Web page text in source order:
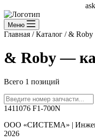
Меню
Главная / Каталог / & Roby
& Roby —
Всего 1 позиций
1411076 F1-700N
ООО «СИСТЕМА» |
2026